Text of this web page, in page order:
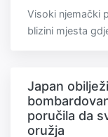
Visoki njemački
blizini mjesta
Japan
poručila da
oružja